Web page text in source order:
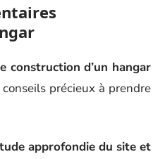
construction d’un hangar
précieux à prendre
approfondie du site et